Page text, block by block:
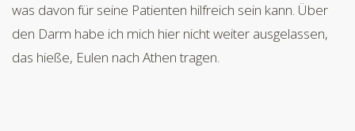
was davon für seine Patienten hilfreich sein kann. Über
den Darm habe ich mich hier nicht weiter ausgelassen,
das hieße, Eulen nach Athen tragen.